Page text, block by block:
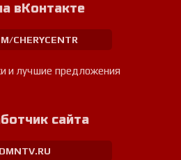
вКонтакте
CHERYCENTR
и лучшие предложения
сайта
DMNTV.RU